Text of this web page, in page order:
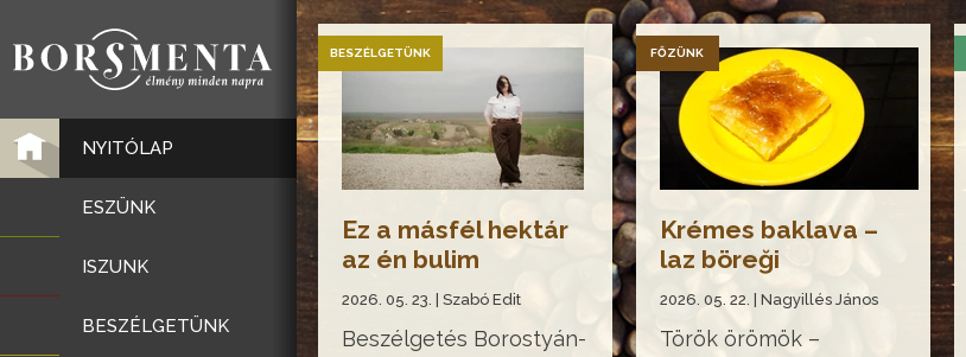
NYITÓLAP
ESZÜNK
ISZUNK
BESZÉLGETÜNK
BESZÉLGETÜNK
Ez a másfél hektár
az én bulim
2026. 05. 23. | Szabó Edit
Beszélgetés Borostyán-
FŐZÜNK
Krémes baklava –
laz böreği
2026. 05. 22. | Nagyillés János
Török örömök –